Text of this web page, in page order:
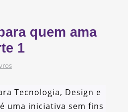
quem ama
1
Tecnologia, Design e
uma iniciativa sem fins